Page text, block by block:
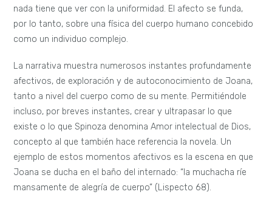
también elementos claramente ligados al universo judío.
Particularmente, esta novela es importante, ya que releva
cuestionamientos y disidencias sobre la religión judía que la
entrevista el año 1976, un año antes de su muerte, Clarice,
comenta:
«Soy judía, lo sabes. Pero no creo en esa tontera de los
judíos como pueblo elegido. De ningún modo. Los alemanes
deben serlo porque ellos hicieron lo que hicieron. ¿Qué gran
elección fue esa para los judíos? En fin, soy brasileña, punto
final» (Vieira 207).
crítica sobre problemáticas